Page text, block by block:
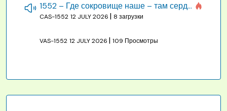
1552 – Где сокровище наше – там сердце, там помышления
CAS-1552 12 JULY 2026 | 8 загрузки
VAS-1552 12 JULY 2026 | 109 Просмотры